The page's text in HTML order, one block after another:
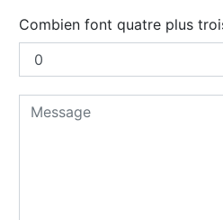
Combien font quatre plus